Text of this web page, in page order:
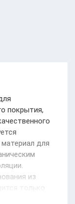
покрытия,
для
из
только